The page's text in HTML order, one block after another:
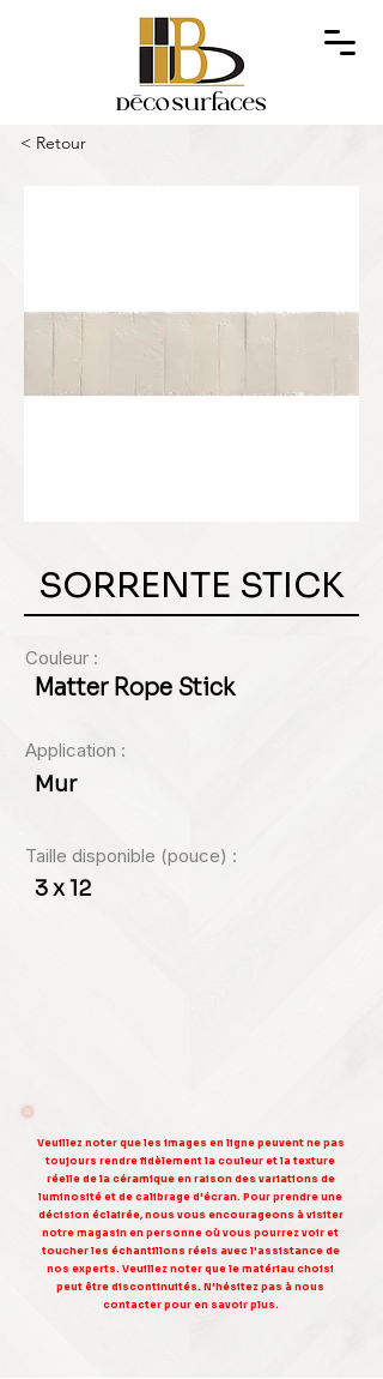
< Retour
SORRENTE STICK
Couleur :
Matter Rope Stick
Application :
Mur
Taille disponible (pouce) :
3 x 12
Veuillez noter que les images en ligne peuvent ne pas
toujours rendre fidèlement la couleur et la texture
réelle de la céramique en raison des variations de
luminosité et de calibrage d'écran. Pour prendre une
décision éclairée, nous vous encourageons à visiter
notre magasin en personne où vous pourrez voir et
toucher les échantillons réels avec l'assistance de
nos experts. Veuillez noter que le matériau choisi
peut être discontinuités. N'hésitez pas à nous
contacter pour en savoir plus.